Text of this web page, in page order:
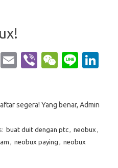
Bl
E
Vi
W
h
at
Li
e
segera! Yang benar, Admin
buat duit dengan ptc, neobux ,
, neobux paying , neobux